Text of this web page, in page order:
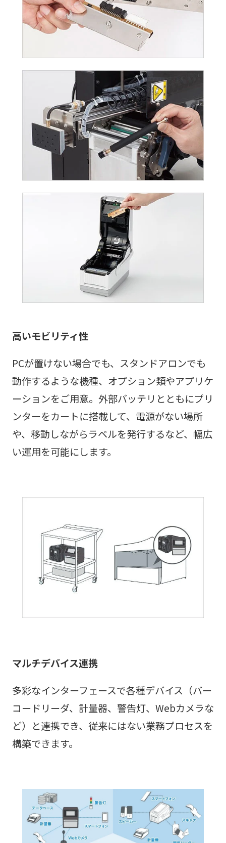
高いモビリティ性
PCが置けない場合でも、スタンドアロンでも
動作するような機種、オプション類やアプリケ
ーションをご用意。外部バッテリとともにプリ
ンターをカートに搭載して、電源がない場所
や、移動しながらラベルを発行するなど、幅広
い運用を可能にします。
マルチデバイス連携
多彩なインターフェースで各種デバイス（バー
コードリーダ、計量器、警告灯、Webカメラな
ど）と連携でき、従来にはない業務プロセスを
構築できます。